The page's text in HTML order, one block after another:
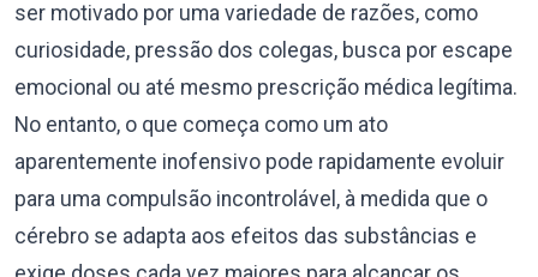
ser motivado por uma variedade de razões, como
curiosidade, pressão dos colegas, busca por escape
emocional ou até mesmo prescrição médica legítima.
No entanto, o que começa como um ato
aparentemente inofensivo pode rapidamente evoluir
para uma compulsão incontrolável, à medida que o
cérebro se adapta aos efeitos das substâncias e